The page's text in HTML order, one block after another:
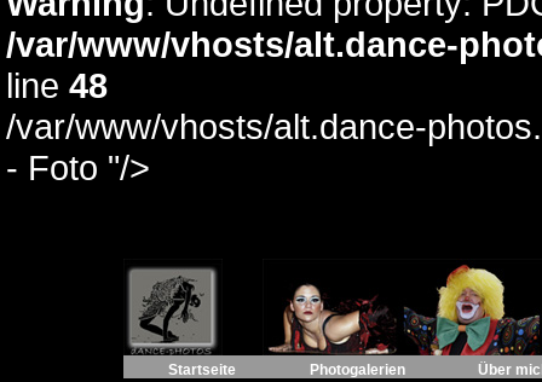
/var/www/vhosts/alt.dance-
line 48
/var/www/vhosts/alt.dance-
- Foto "/>
Startseite Photogalerien Über